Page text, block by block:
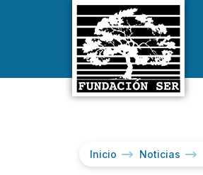
Inicio Noticias